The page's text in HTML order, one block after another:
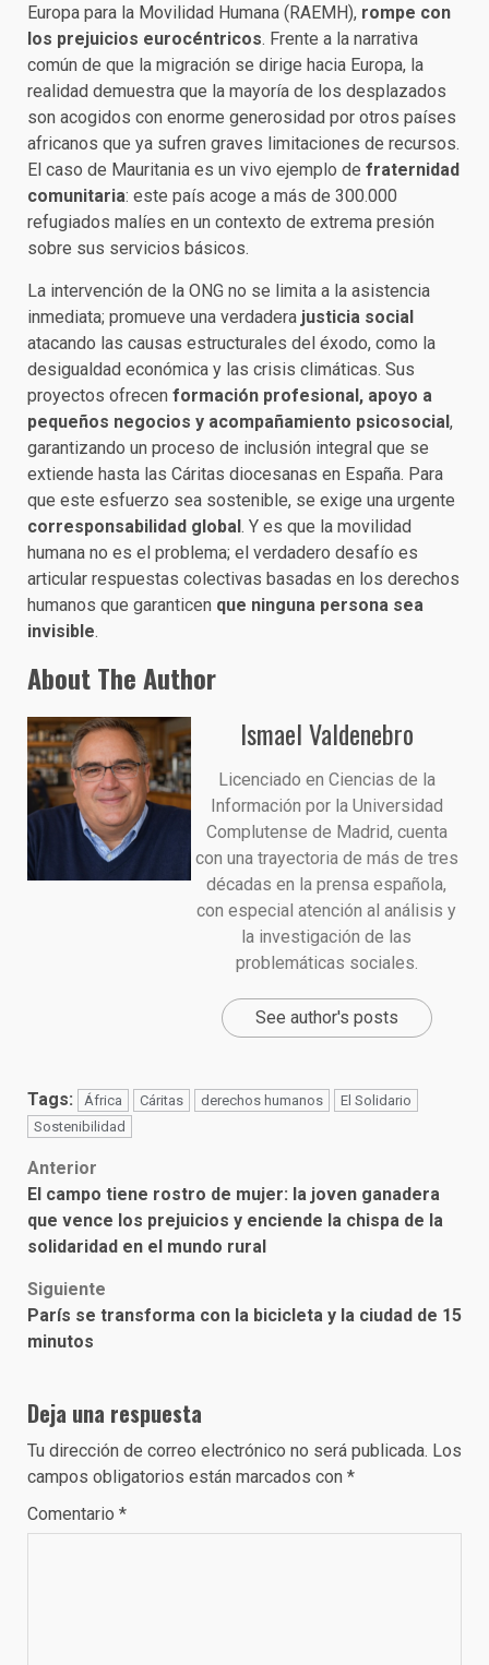
Europa para la Movilidad Humana (RAEMH), rompe con
los prejuicios eurocéntricos. Frente a la narrativa
común de que la migración se dirige hacia Europa, la
realidad demuestra que la mayoría de los desplazados
son acogidos con enorme generosidad por otros países
africanos que ya sufren graves limitaciones de recursos.
El caso de Mauritania es un vivo ejemplo de fraternidad
comunitaria: este país acoge a más de 300.000
refugiados malíes en un contexto de extrema presión
sobre sus servicios básicos.
La intervención de la ONG no se limita a la asistencia
inmediata; promueve una verdadera justicia social
atacando las causas estructurales del éxodo, como la
desigualdad económica y las crisis climáticas. Sus
proyectos ofrecen formación profesional, apoyo a
pequeños negocios y acompañamiento psicosocial,
garantizando un proceso de inclusión integral que se
extiende hasta las Cáritas diocesanas en España. Para
que este esfuerzo sea sostenible, se exige una urgente
corresponsabilidad global. Y es que la movilidad
humana no es el problema; el verdadero desafío es
articular respuestas colectivas basadas en los derechos
humanos que garanticen que ninguna persona sea
invisible.
About The Author
Ismael Valdenebro
Licenciado en Ciencias de la
Información por la Universidad
Complutense de Madrid, cuenta
con una trayectoria de más de tres
décadas en la prensa española,
con especial atención al análisis y
la investigación de las
problemáticas sociales.
See author's posts
Tags: África Cáritas derechos humanos
El Solidario
Sostenibilidad
Post
navigation
Anterior
El campo tiene rostro de mujer: la joven ganadera
que vence los prejuicios y enciende la chispa de la
solidaridad en el mundo rural
Siguiente
París se transforma con la bicicleta y la ciudad de 15
minutos
Deja una respuesta
Tu dirección de correo electrónico no será publicada. Los
campos obligatorios están marcados con *
Comentario *